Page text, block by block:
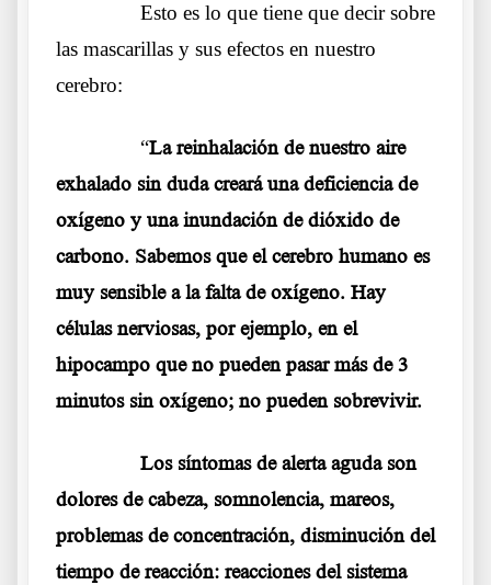
Esto es lo que tiene que decir sobre
las mascarillas y sus efectos en nuestro
cerebro:
“La reinhalación de nuestro aire
exhalado sin duda creará una deficiencia de
oxígeno y una inundación de dióxido de
carbono. Sabemos que el cerebro humano es
muy sensible a la falta de oxígeno. Hay
células nerviosas, por ejemplo, en el
hipocampo que no pueden pasar más de 3
minutos sin oxígeno; no pueden sobrevivir.
Los síntomas de alerta aguda son
dolores de cabeza, somnolencia, mareos,
problemas de concentración, disminución del
tiempo de reacción: reacciones del sistema